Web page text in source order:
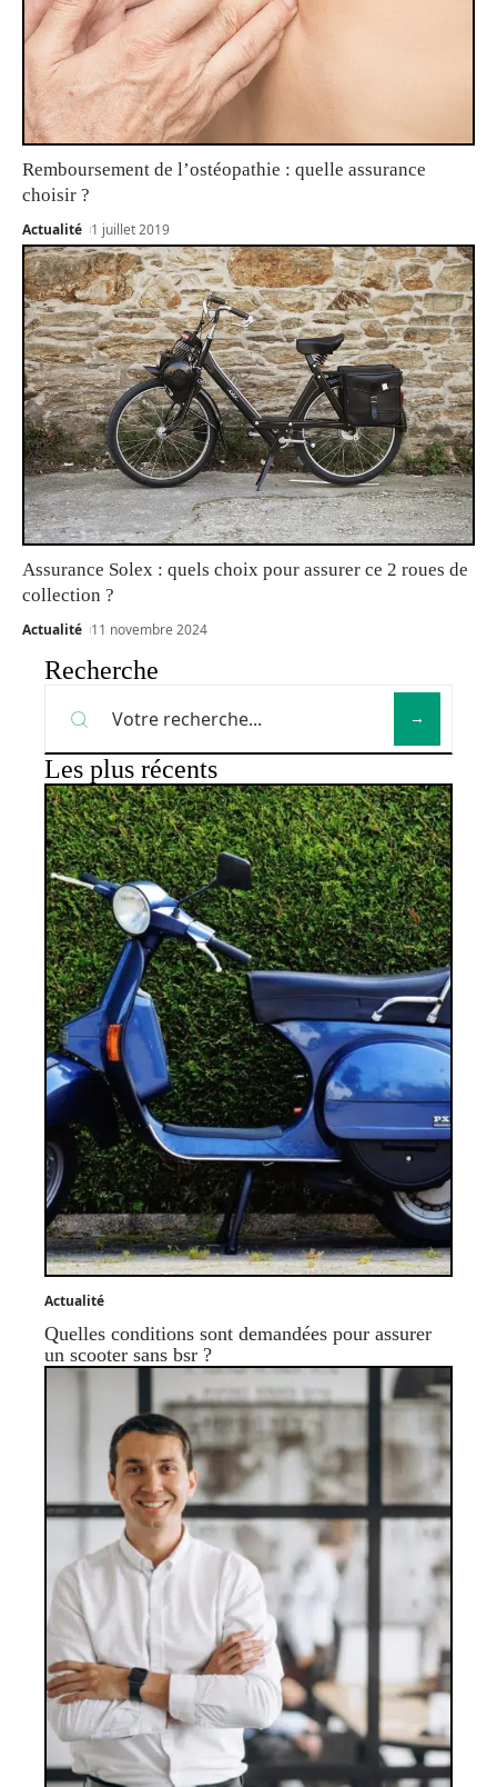
Remboursement de l’ostéopathie : quelle assurance
choisir ?
Actualité 1 juillet 2019
Assurance Solex : quels choix pour assurer ce 2 roues de
collection ?
Actualité 11 novembre 2024
Recherche
Les plus récents
Actualité
Quelles conditions sont demandées pour assurer
un scooter sans bsr ?